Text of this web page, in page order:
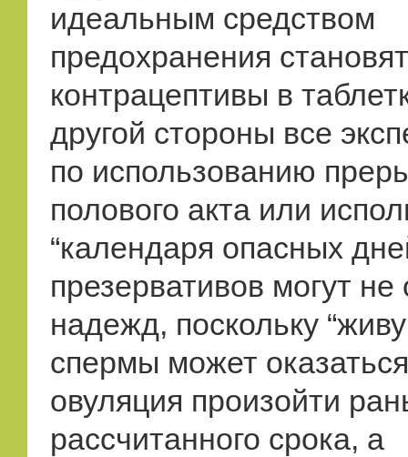
идеальным средством
предохранения
контрацептивы в
другой стороны все
по использованию
полового акта или
“календаря опасных
презервативов могут не
надежд, поскольку
спермы может
овуляция произойти
рассчитанного срока, а